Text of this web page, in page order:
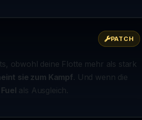
PATCH
obwohl deine Flotte mehr als stark
sie zum Kampf. Und wenn die
Fuel als Ausgleich.